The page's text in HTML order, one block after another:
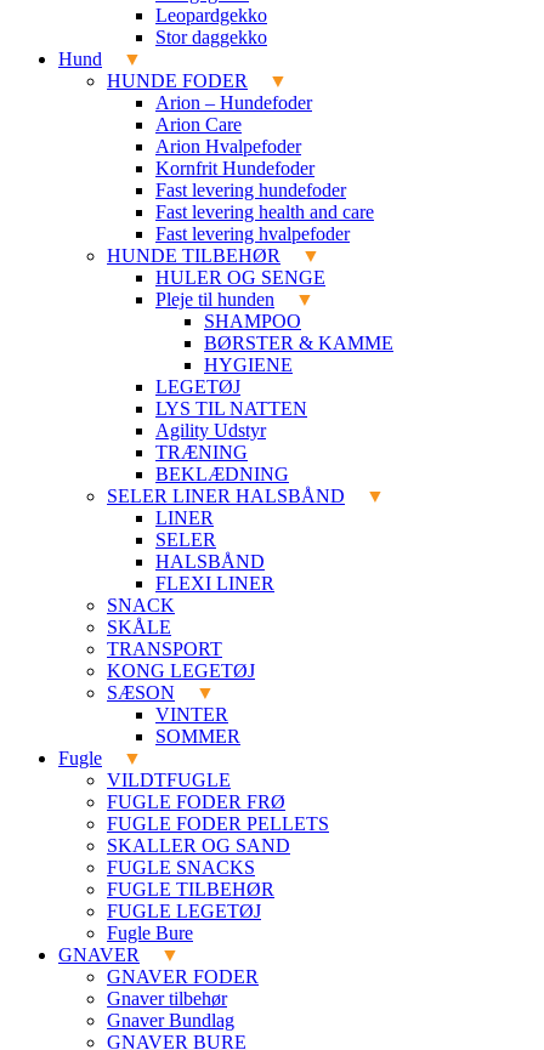
Leopardgekko
Stor daggekko
Hund
HUNDE FODER
Arion – Hundefoder
Arion Care
Arion Hvalpefoder
Kornfrit Hundefoder
Fast levering hundefoder
Fast levering health and care
Fast levering hvalpefoder
HUNDE TILBEHØR
HULER OG SENGE
Pleje til hunden
SHAMPOO
BØRSTER & KAMME
HYGIENE
LEGETØJ
LYS TIL NATTEN
Agility Udstyr
TRÆNING
BEKLÆDNING
SELER LINER HALSBÅND
LINER
SELER
HALSBÅND
FLEXI LINER
SNACK
SKÅLE
TRANSPORT
KONG LEGETØJ
SÆSON
VINTER
SOMMER
Fugle
VILDTFUGLE
FUGLE FODER FRØ
FUGLE FODER PELLETS
SKALLER OG SAND
FUGLE SNACKS
FUGLE TILBEHØR
FUGLE LEGETØJ
Fugle Bure
GNAVER
GNAVER FODER
Gnaver tilbehør
Gnaver Bundlag
GNAVER BURE